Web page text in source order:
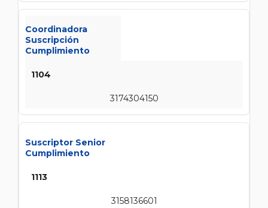
Coordinadora
Suscripción
Cumplimiento
1104
3174304150
Suscriptor Senior
Cumplimiento
1113
3158136601